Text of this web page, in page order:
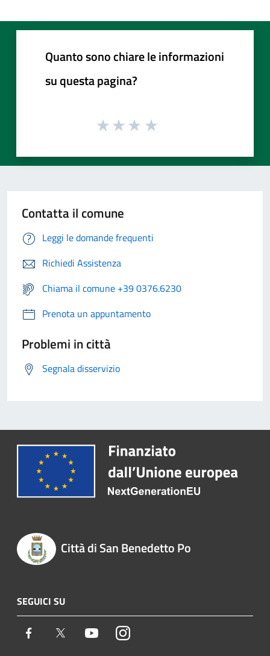
Quanto sono chiare le informazioni
su questa pagina?
Contatta il comune
Leggi le domande frequenti
Richiedi Assistenza
Chiama il comune +39 0376.6230
Prenota un appuntamento
Problemi in città
Segnala disservizio
Città di San Benedetto Po
SEGUICI SU
Facebook Twitter YoutubeInstagram